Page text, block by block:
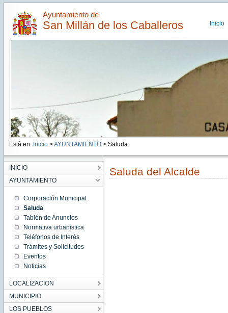
Ayuntamiento de
San Millán de los Caballeros Inicio
Está en: Inicio >AYUNTAMIENTO> Saluda
INICIO
AYUNTAMIENTO
Corporación Municipal
Saluda
Tablón de Anuncios
Normativa urbanística
Teléfonos de Interés
Trámites y Solicitudes
Eventos
Noticias
LOCALIZACION
MUNICIPIO
LOS PUEBLOS
Saluda del Alcalde